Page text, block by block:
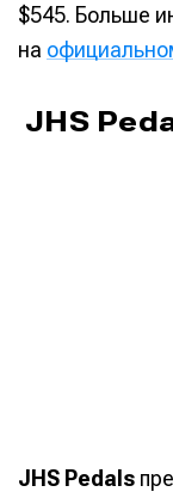
$545. Больше
на
JHS
JHS Pedals